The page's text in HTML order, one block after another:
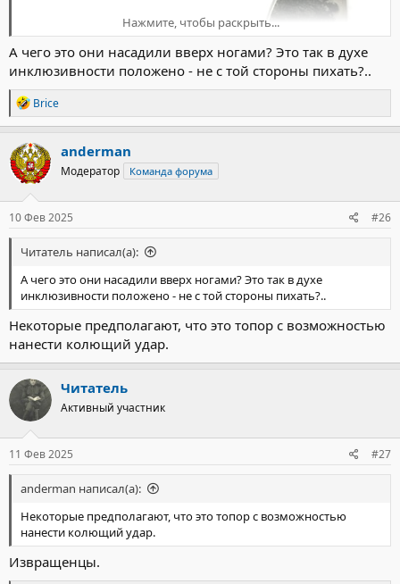
Нажмите, чтобы раскрыть...
А чего это они насадили вверх ногами? Это так в духе
инклюзивности положено - не с той стороны пихать?..
Р
е
а
к
ц
и
и
:
Brice
anderman
Модератор Команда форума
10 Фев 2025 #26
Читатель написал(а):
А чего это они насадили вверх ногами? Это так в духе
инклюзивности положено - не с той стороны пихать?..
Некоторые предполагают, что это топор с возможностью
нанести колющий удар.
Читатель
Активный участник
11 Фев 2025 #27
anderman написал(а):
Некоторые предполагают, что это топор с возможностью
нанести колющий удар.
Извращенцы.